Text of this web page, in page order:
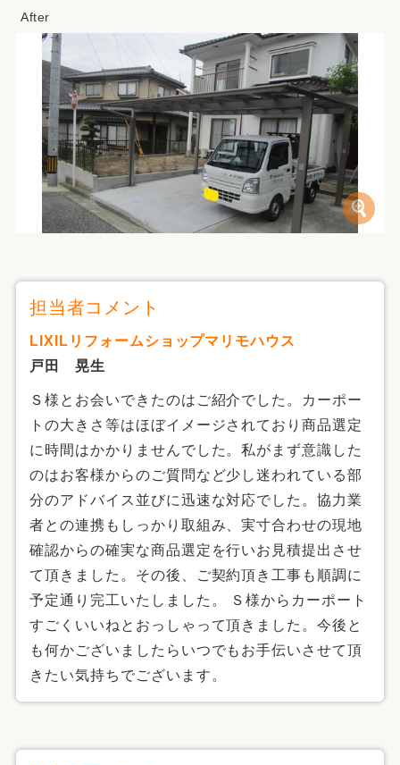
担当者コメント
LIXILリフォームショップマリモハウス
戸田 晃生
Ｓ様とお会いできたのはご紹介でした。カーポー
トの大きさ等はほぼイメージされており商品選定
に時間はかかりませんでした。私がまず意識した
のはお客様からのご質問など少し迷われている部
分のアドバイス並びに迅速な対応でした。協力業
者との連携もしっかり取組み、実寸合わせの現地
確認からの確実な商品選定を行いお見積提出させ
て頂きました。その後、ご契約頂き工事も順調に
予定通り完工いたしました。 Ｓ様からカーポート
すごくいいねとおっしゃって頂きました。今後と
も何かございましたらいつでもお手伝いさせて頂
きたい気持ちでございます。